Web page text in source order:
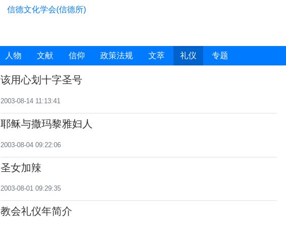
信德文化学会(信德所)
人物 文献 信仰 政策法规 文萃 礼仪 专题
该用心划十字圣号
2003-08-14 11:13:41
耶稣与撒玛黎雅妇人
2003-08-04 09:22:06
圣女加辣
2003-08-01 09:29:35
教会礼仪年简介